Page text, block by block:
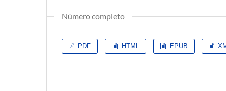
Número completo
PDF HTML EPUB